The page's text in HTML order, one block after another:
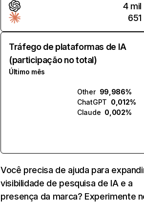
4 mil
651
Tráfego de plataformas de IA
(participação no total)
Último mês
Other 99,986%
ChatGPT 0,012%
Claude 0,002%
Você precisa de ajuda para
visibilidade de pesquisa de IA e a
presença da marca? Experimente